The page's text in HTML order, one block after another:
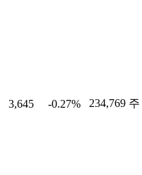
3,645 -0.27% 234,769 주